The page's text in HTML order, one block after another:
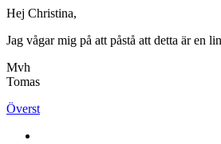
Hej Christina,
Jag vågar mig på att påstå att detta är en
Mvh
Tomas
Överst